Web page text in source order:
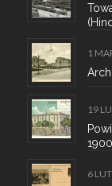
1
19
6